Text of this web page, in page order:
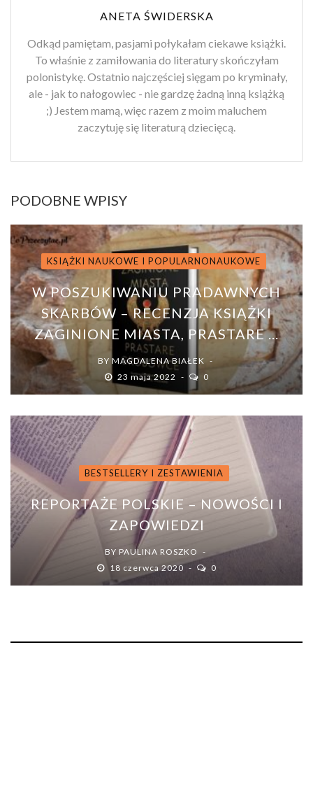
ANETA ŚWIDERSKA
Odkąd pamiętam, pasjami połykałam ciekawe książki.
To właśnie z zamiłowania do literatury skończyłam
polonistykę. Ostatnio najczęściej sięgam po kryminały,
ale - jak to nałogowiec - nie gardzę żadną inną książką
;) Jestem mamą, więc razem z moim maluchem
zaczytuję się literaturą dziecięcą.
PODOBNE WPISY
KSIĄŻKI NAUKOWE I POPULARNONAUKOWE
W POSZUKIWANIU PRADAWNYCH
SKARBÓW – RECENZJA KSIĄŻKI
ZAGINIONE MIASTA, PRASTARE ...
BY MAGDALENA BIAŁEK
23 maja 2022
0
BESTSELLERY I ZESTAWIENIA
REPORTAŻE POLSKIE – NOWOŚCI I
ZAPOWIEDZI
BY PAULINA ROSZKO
18 czerwca 2020
0